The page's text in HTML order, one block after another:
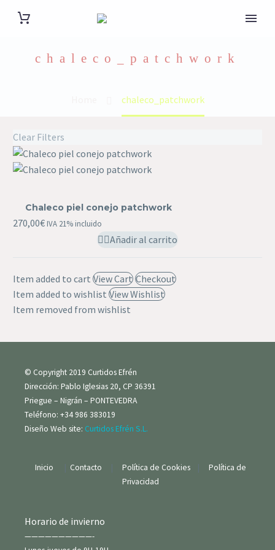
chaleco_patchwork
chaleco_patchwork
Clear Filters
patchwork
Chaleco piel conejo patchwork
270,00€ IVA 21% incluido
Añadir al carrito
Item added to cart View Cart Checkout
Item added to wishlist View Wishlist
Item removed from wishlist
© Copyright 2019 Curtidos Efrén
Dirección: Pablo Iglesias 20, CP 36391
Priegue – Nigrán – PONTEVEDRA
Teléfono: +34 986 383019
Diseño Web site: Curtidos Efrén S.L.
Inicio | Contacto | Política de Cookies |
Política de
Privacidad
Horario de invierno
——————————-